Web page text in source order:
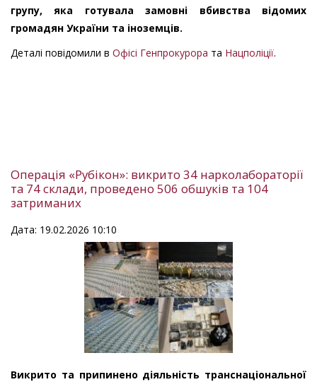
групу, яка готувала замовні вбивства відомих
громадян України та іноземців.
Деталі повідомили в Офісі Генпрокурора та Нацполіції.
Операція «Рубікон»: викрито 34 нарколабораторії
та 74 склади, проведено 506 обшуків та 104
затриманих
Дата: 19.02.2026 10:10
Викрито та припинено діяльність транснаціональної